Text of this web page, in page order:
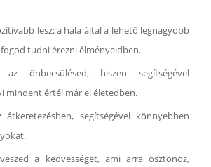
lesz: a hála által a lehető legnagyobb
tudni érezni élményeidben.
az önbecsülésed, hiszen segítségével
mindent értél már el életedben.
segítségével könnyebben
a kedvességet, ami arra ösztönöz,